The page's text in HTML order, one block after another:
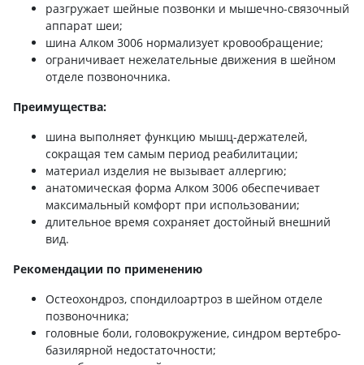
разгружает шейные позвонки и мышечно-связочный
аппарат шеи;
шина Алком 3006 нормализует кровообращение;
ограничивает нежелательные движения в шейном
отделе позвоночника.
Преимущества:
шина выполняет функцию мышц-держателей,
сокращая тем самым период реабилитации;
материал изделия не вызывает аллергию;
анатомическая форма Алком 3006 обеспечивает
максимальный комфорт при использовании;
длительное время сохраняет достойный внешний
вид.
Рекомендации по применению
Остеохондроз, спондилоартроз в шейном отделе
позвоночника;
головные боли, головокружение, синдром вертебро-
базилярной недостаточности;